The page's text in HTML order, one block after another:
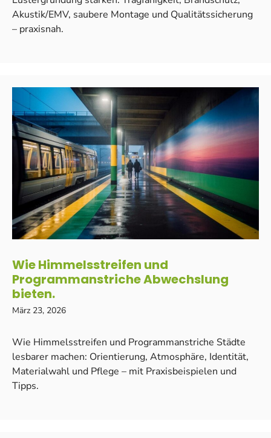
Akustik/EMV, saubere Montage und Qualitätssicherung
– praxisnah.
Wie Himmelsstreifen und
Programmanstriche Abwechslung
bieten.
März 23, 2026
Wie Himmelsstreifen und Programmanstriche Städte
lesbarer machen: Orientierung, Atmosphäre, Identität,
Materialwahl und Pflege – mit Praxisbeispielen und
Tipps.